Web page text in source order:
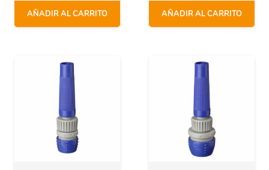
AÑADIR AL CARRITO AÑADIR AL CARRITO